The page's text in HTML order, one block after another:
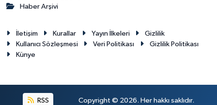
Haber Arşivi
İletişim Kurallar Yayın İlkeleri
Gizlilik
Kullanıcı Sözleşmesi
Veri Politikası
Gizlilik Politikası
Künye
RSS Copyright © 2026. Her hakkı saklıdır.